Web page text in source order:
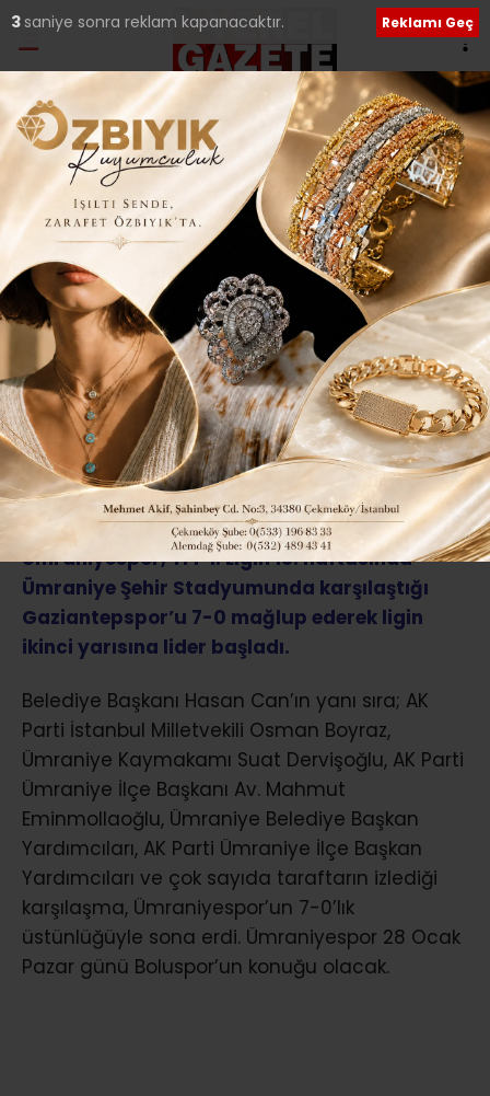
Ana Sayfa›Genel
ÜMRANİYESPOR 2.
YARIYA LİDER BAŞLADI..
Giriş: 21-01-2018 20:38 201 Genel
ABONE OL
Ümraniyespor, TFF 1. Ligin 18. haftasında
Ümraniye Şehir Stadyumunda karşılaştığı
Gaziantepspor’u 7-0 mağlup ederek ligin
ikinci yarısına lider başladı.
Belediye Başkanı Hasan Can’ın yanı sıra; AK
Parti İstanbul Milletvekili Osman Boyraz,
Ümraniye Kaymakamı Suat Dervişoğlu, AK Parti
Ümraniye İlçe Başkanı Av. Mahmut
Eminmollaoğlu, Ümraniye Belediye Başkan
Yardımcıları, AK Parti Ümraniye İlçe Başkan
Yardımcıları ve çok sayıda taraftarın izlediği
karşılaşma, Ümraniyespor’un 7-0’lık
üstünlüğüyle sona erdi. Ümraniyespor 28 Ocak
Pazar günü Boluspor’un konuğu olacak.
2 saniye sonra reklam kapanacaktır. Reklamı Geç